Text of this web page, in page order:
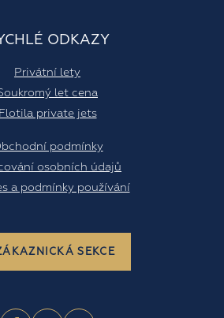
ODKAZY
Privátní lety
let cena
Flotila private jets
podmínky
osobních údajů
a podmínky používání
SEKCE